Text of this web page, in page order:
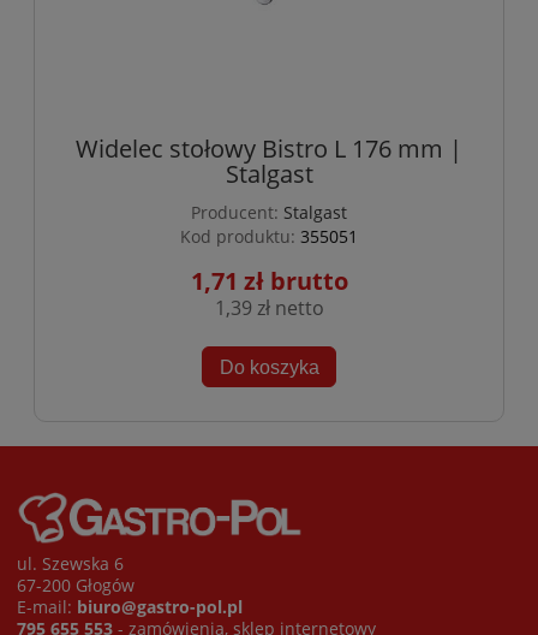
Widelec stołowy Bistro L 176 mm |
Stalgast
Producent: Stalgast
Kod produktu: 355051
1,71 zł
1,39 zł
Do koszyka
ul. Szewska 6
67-200 Głogów
E-mail: biuro@gastro-pol.pl
795 655 553 - zamówienia, sklep internetowy